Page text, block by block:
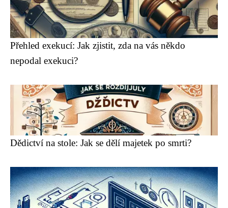
Přehled exekucí: Jak zjistit, zda na vás někdo
nepodal exekuci?
Dědictví na stole: Jak se dělí majetek po smrti?